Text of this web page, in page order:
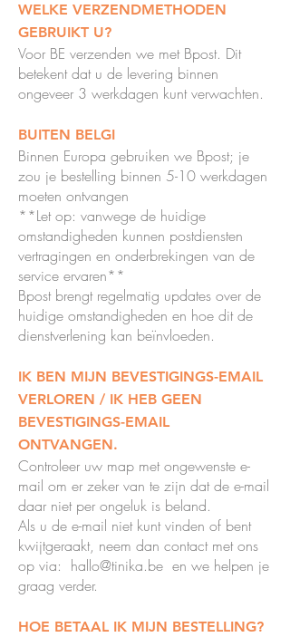
WELKE VERZENDMETHODEN
GEBRUIKT U?
Voor BE verzenden we met Bpost. Dit
betekent dat u de levering binnen
ongeveer 3 werkdagen kunt verwachten.
BUITEN BELGI
Binnen Europa gebruiken we Bpost; je
zou je bestelling binnen 5-10 werkdagen
moeten ontvangen
**Let op: vanwege de huidige
omstandigheden kunnen postdiensten
vertragingen en onderbrekingen van de
service ervaren**
Bpost brengt regelmatig updates over de
huidige omstandigheden en hoe dit de
dienstverlening kan beïnvloeden.
IK BEN MIJN BEVESTIGINGS-EMAIL
VERLOREN / IK HEB GEEN
BEVESTIGINGS-EMAIL
ONTVANGEN.
Controleer uw map met ongewenste e-
mail om er zeker van te zijn dat de e-mail
daar niet per ongeluk is beland.
Als u de e-mail niet kunt vinden of bent
kwijtgeraakt, neem dan contact met ons
op via: hallo@tinika.be en we helpen je
graag verder.
HOE BETAAL IK MIJN BESTELLING?